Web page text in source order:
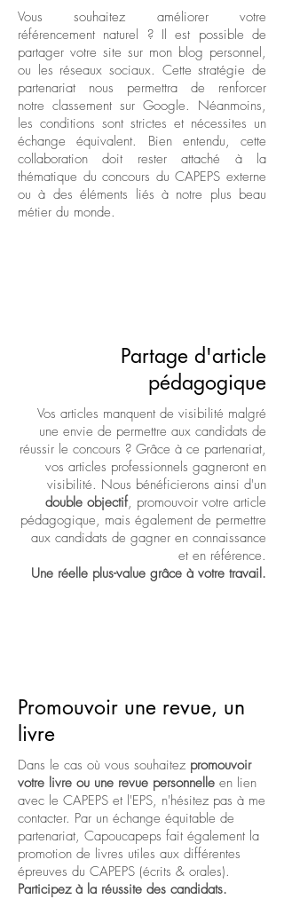
Vous souhaitez améliorer votre
référencement naturel ? Il est possible de
partager votre site sur mon blog personnel,
ou les réseaux sociaux. Cette stratégie de
partenariat nous permettra de renforcer
notre classement sur Google. Néanmoins,
les conditions sont strictes et nécessites un
échange équivalent. Bien entendu, cette
collaboration doit rester attaché à la
thématique du concours du CAPEPS externe
ou à des éléments liés à notre plus beau
métier du monde.
Partage d'article
pédagogique
Vos articles manquent de visibilité malgré
une envie de permettre aux candidats de
réussir le concours ? Grâce à ce partenariat,
vos articles professionnels gagneront en
visibilité. Nous bénéficierons ainsi d'un
double objectif, promouvoir votre article
pédagogique, mais également de permettre
aux candidats de gagner en connaissance
et en référence.
Une réelle plus-value grâce à votre travail.
Promouvoir une revue, un
livre
Dans le cas où vous souhaitez promouvoir
votre livre ou une revue personnelle en lien
avec le CAPEPS et l'EPS, n'hésitez pas à me
contacter. Par un échange équitable de
partenariat, Capoucapeps fait également la
promotion de livres utiles aux différentes
épreuves du CAPEPS (écrits & orales).
Participez à la réussite des candidats.